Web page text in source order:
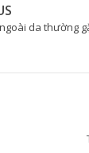
da thường